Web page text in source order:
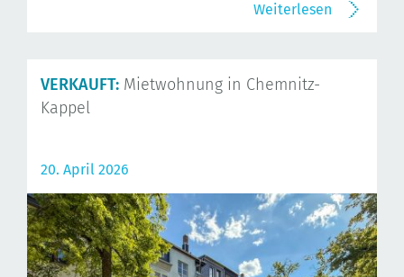
Weiterlesen
VERKAUFT: Mietwohnung in Chemnitz-
Kappel
20. April 2026